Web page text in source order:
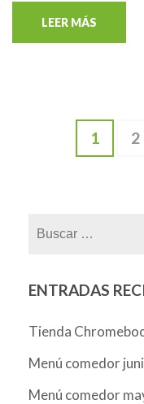
LEER MÁS
PaginaciónPágina
1 2
ENTRADAS
Tienda
Menú comedor
Menú comedor